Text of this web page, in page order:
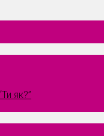
як?”